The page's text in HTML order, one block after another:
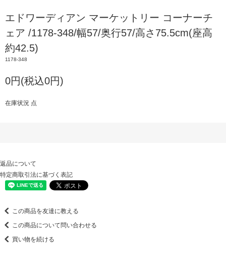
エドワーディアン マーケットリー コーナーチ
ェア /1178-348/幅57/奥行57/高さ75.5cm(座高
約42.5)
1178-348
0円(税込0円)
在庫状況 点
返品について
特定商取引法に基づく表記
この商品を友達に教える
この商品について問い合わせる
買い物を続ける